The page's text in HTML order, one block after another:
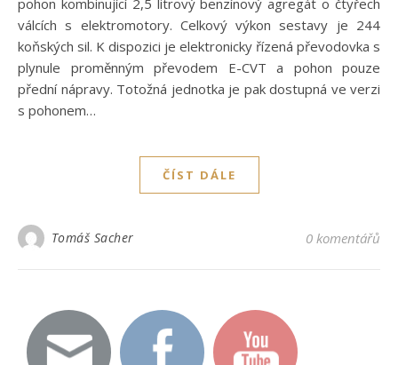
válcích s elektromotory. Celkový výkon sestavy je 244
koňských sil. K dispozici je elektronicky řízená převodovka s
plynule proměnným převodem E-CVT a pohon pouze
přední nápravy. Totožná jednotka je pak dostupná ve verzi
s pohonem…
ČÍST DÁLE
Tomáš Sacher 0 komentářů